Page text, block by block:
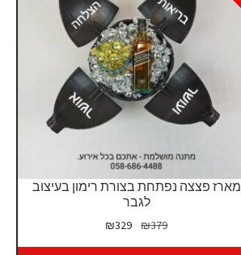
מארז פצצה נפתחת בצורת רימון בעיצוב
לגבר
₪379
המחיר
₪329